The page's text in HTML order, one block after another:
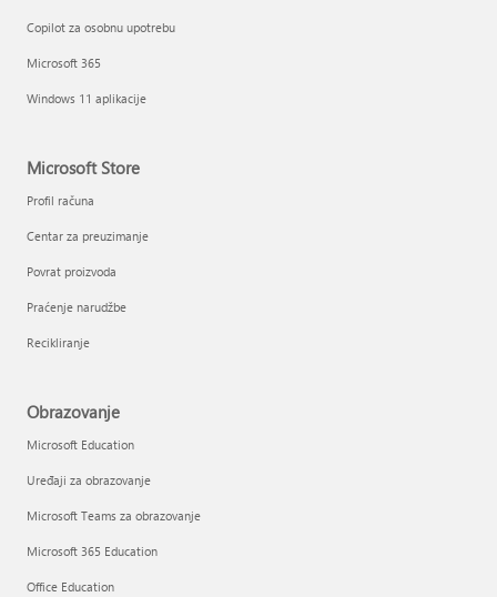
Copilot za osobnu upotrebu
Microsoft 365
Windows 11 aplikacije
Microsoft Store
Profil računa
Centar za preuzimanje
Povrat proizvoda
Praćenje narudžbe
Recikliranje
Obrazovanje
Microsoft Education
Uređaji za obrazovanje
Microsoft Teams za obrazovanje
Microsoft 365 Education
Office Education